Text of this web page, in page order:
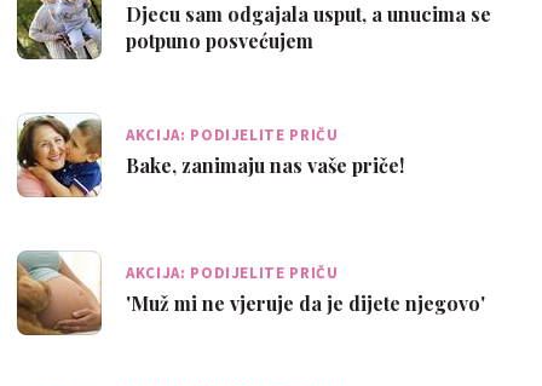
Djecu sam odgajala usput, a unucima se
potpuno posvećujem
AKCIJA: PODIJELITE PRIČU
Bake, zanimaju nas vaše priče!
AKCIJA: PODIJELITE PRIČU
'Muž mi ne vjeruje da je dijete njegovo'